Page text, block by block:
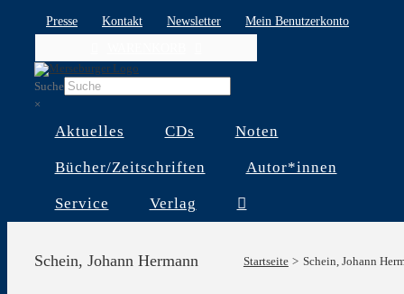
Presse Kontakt Newsletter
Mein Benutzerkonto
Suche
×
Aktuelles CDs Noten
Bücher/Zeitschriften Autor*innen
Service Verlag
Schein, Johann Hermann Startseite Schein, Johann